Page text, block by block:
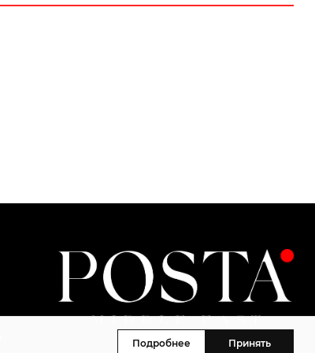
Подробнее Принять